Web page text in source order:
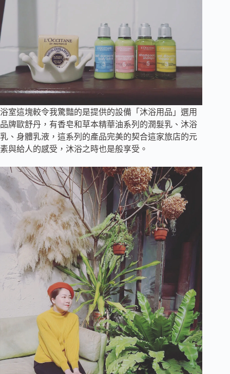
浴室這塊較令我驚豔的是提供的設備「沐浴用品」選用
品牌歐舒丹，有香皂和草本精華油系列的潤髮乳、沐浴
乳、身體乳液，這系列的產品完美的契合這家旅店的元
素與給人的感受，沐浴之時也是般享受。